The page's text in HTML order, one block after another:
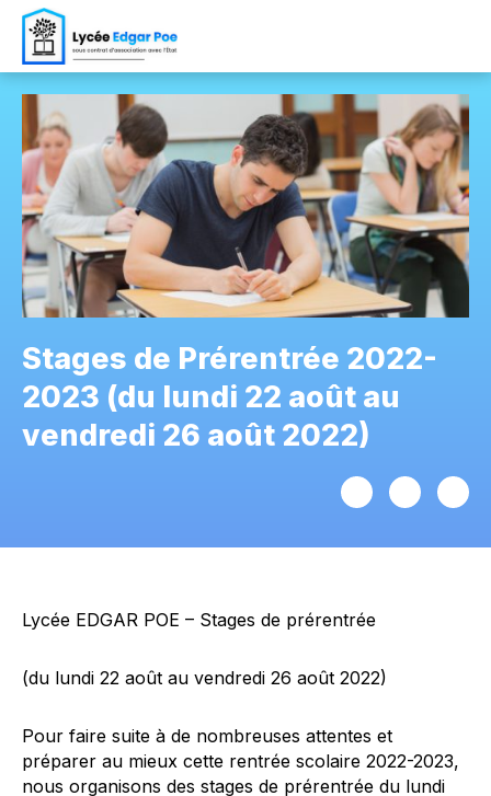
Stages de Prérentrée 2022-
2023 (du lundi 22 août au
vendredi 26 août 2022)
Lycée EDGAR POE – Stages de prérentrée
(du lundi 22 août au vendredi 26 août 2022)
Pour faire suite à de nombreuses attentes et
préparer au mieux cette rentrée scolaire 2022-2023,
nous organisons des stages de prérentrée du lundi